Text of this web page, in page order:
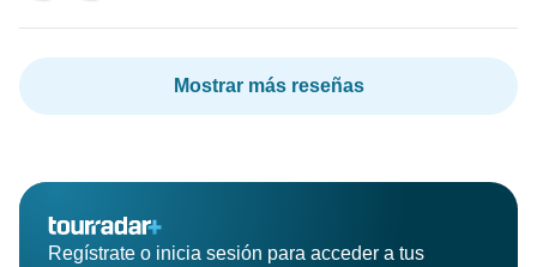
Mostrar más reseñas
Regístrate o inicia sesión para acceder a tus